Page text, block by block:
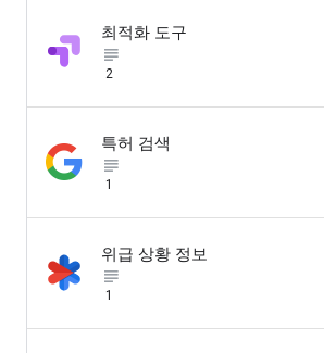
최적화 도구
subject_black
2
특허 검색
subject_black
1
위급 상황 정보
subject_black
1